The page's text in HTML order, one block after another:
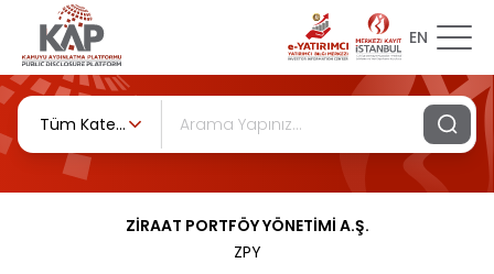
EN
Tüm Kategoriler
ZİRAAT PORTFÖY YÖNETİMİ A.Ş.
ZPY